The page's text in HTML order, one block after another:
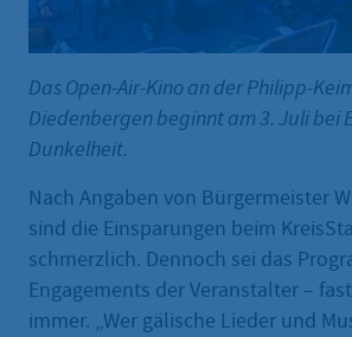
Das Open-Air-Kino an der Philipp-
Diedenbergen beginnt am 3. Juli bei
Dunkelheit.
Nach Angaben von Bürgermeister
sind die Einsparungen beim
schmerzlich. Dennoch sei das
Engagements der Veranstalter –
immer. „Wer gälische Lieder und